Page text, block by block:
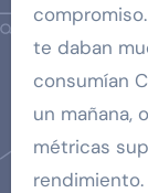
te daban
consumían
un mañana,
métricas
rendimiento.